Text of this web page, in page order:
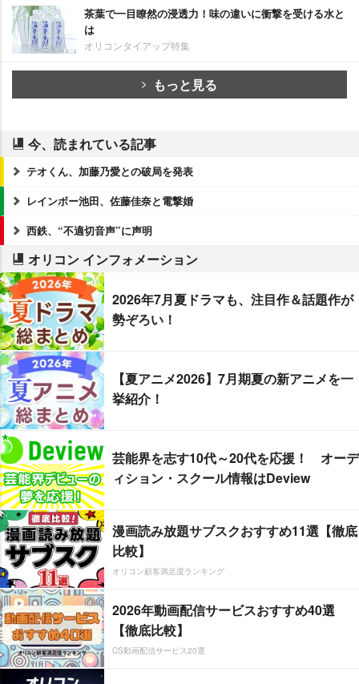
茶葉で一目瞭然の浸透力！味の違いに衝撃を受ける水と
は
オリコンタイアップ特集
もっと見る
今、読まれている記事
テオくん、加藤乃愛との破局を発表
レインボー池田、佐藤佳奈と電撃婚
西鉄、“不適切音声”に声明
オリコン インフォメーション
2026年7月夏ドラマも、注目作＆話題作が
勢ぞろい！
【夏アニメ2026】7月期夏の新アニメを一
挙紹介！
芸能界を志す10代～20代を応援！ オーデ
ィション・スクール情報はDeview
漫画読み放題サブスクおすすめ11選【徹底
比較】
オリコン顧客満足度ランキング
2026年動画配信サービスおすすめ40選
【徹底比較】
CS動画配信サービス20選